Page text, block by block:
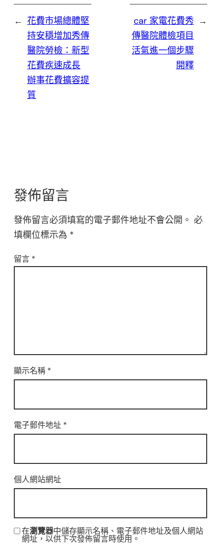
← 花費市場總體堅
持安穩增加秀傳
醫院勞檢：新型
花費疾速成長
辦事花費擴容提
質
→
car 家電花費秀
傳醫院體檢項目
活氣進一個步驟
開釋
發佈留言
發佈留言必須填寫的電子郵件地址不會公開。 必
填欄位標示為 *
留言 *
顯示名稱 *
電子郵件地址 *
個人網站網址
在瀏覽器中儲存顯示名稱、電子郵件地址及個人網站
網址，以供下次發佈留言時使用。